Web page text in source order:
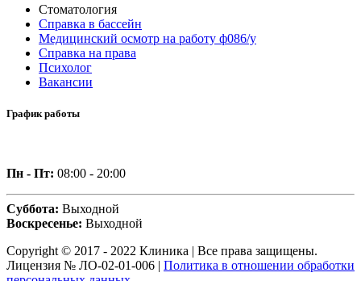
Стоматология
Справка в бассейн
Медицинский осмотр на работу ф086/у
Справка на права
Психолог
Вакансии
График работы
Пн - Пт: 08:00 - 20:00
Суббота: Выходной
Воскресенье: Выходной
Copyright © 2017 - 2022 Клиника | Все права защищены.
Лицензия № ЛО-02-01-006 | Политика в отношении обработки